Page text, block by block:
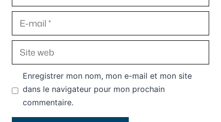
E-
mail
Site
web
Enregistrer mon nom, mon e-mail et mon site
dans le navigateur pour mon prochain
commentaire.